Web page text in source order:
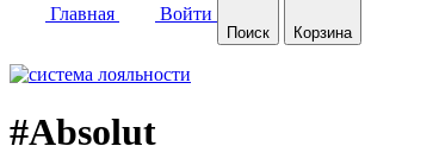
Главная Войти
Поиск Корзина
#Absolut